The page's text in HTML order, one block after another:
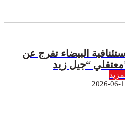
استئنافية البيضاء تفرج عن
2026-06-